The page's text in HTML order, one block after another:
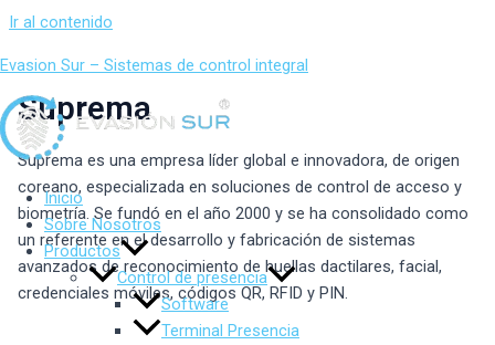
Ir al contenido
Evasion Sur – Sistemas de control integral
Inicio
Sobre Nosotros
Productos
Control de presencia
Software
Terminal Presencia
Suprema
Suprema es una empresa líder global e innovadora, de origen
coreano, especializada en soluciones de control de acceso y
biometría. Se fundó en el año 2000 y se ha consolidado como
un referente en el desarrollo y fabricación de sistemas
avanzados de reconocimiento de huellas dactilares, facial,
credenciales móviles, códigos QR, RFID y PIN.